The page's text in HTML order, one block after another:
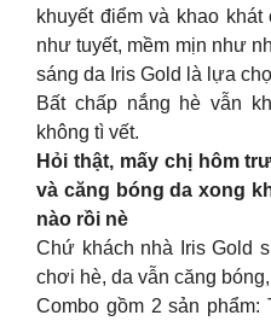
khuyết điểm và khao
như tuyết, mềm mịn như
sáng da Iris Gold là lựa
Bất chấp nắng hè vẫn
không tì vết.
Hỏi thật, mấy chị hôm
và căng bóng da xong
nào rồi nè
Chứ khách nhà Iris Gold
chơi hè, da vẫn căng
Combo gồm 2 sản phẩm: